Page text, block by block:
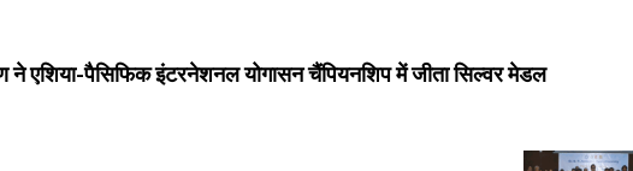
ने एशिया-पैसिफिक इंटरनेशनल योगासन चैंपियनशिप में जीता सिल्वर मेडल